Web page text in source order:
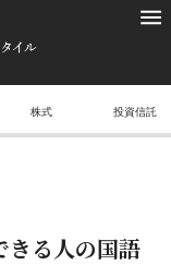
株式 投資信託
きる人の国語